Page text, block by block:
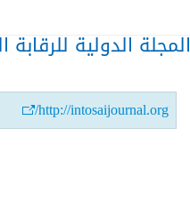
المجلة الدولية للرقابة
http://intosaijournal.org/